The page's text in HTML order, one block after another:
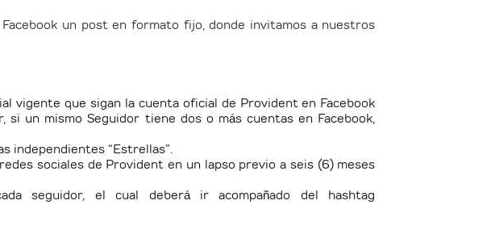
un post en formato fijo, donde invitamos a nuestros
vigente que sigan la cuenta oficial de Provident en Facebook
un mismo Seguidor tiene dos o más cuentas en Facebook,
independientes “Estrellas”.
sociales de Provident en un lapso previo a seis (6) meses
seguidor, el cual deberá ir acompañado del hashtag